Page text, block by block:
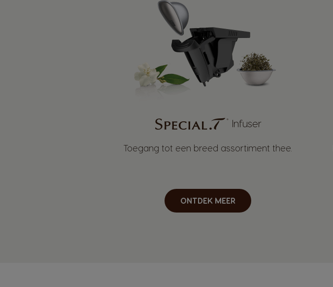
Infuser
Toegang tot een breed assortiment thee.
ONTDEK MEER